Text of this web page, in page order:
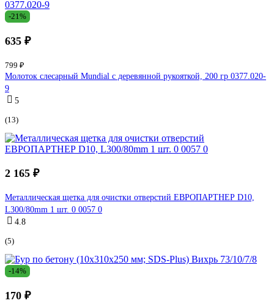
-21%
635 ₽
799 ₽
Молоток слесарный Mundial с деревянной рукояткой, 200 гр 0377.020-
9
5
(13)
2 165 ₽
Металлическая щетка для очистки отверстий ЕВРОПАРТНЕР D10,
L300/80mm 1 шт. 0 0057 0
4.8
(5)
-14%
170 ₽